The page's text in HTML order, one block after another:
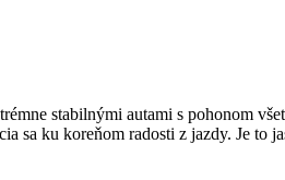
stabilnými autami s pohonom
sa ku koreňom radosti z jazdy. Je to